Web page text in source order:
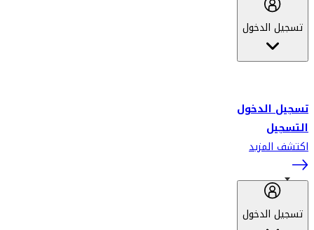
تسجيل الدخول
تسجيل الدخول
التسجيل
اكتشف المزيد
تسجيل الدخول